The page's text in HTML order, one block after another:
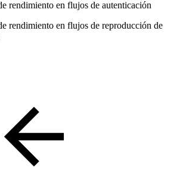
rendimiento en flujos de autenticación
rendimiento en flujos de reproducción de